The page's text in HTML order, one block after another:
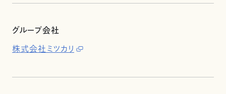
グループ会社
株式会社ミツカリ